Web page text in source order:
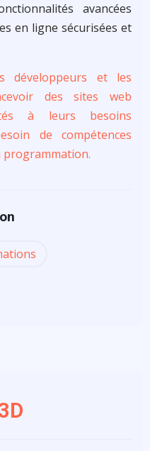
avancées
en ligne sécurisées et
développeurs et les
des sites web
à leurs besoins
de compétences